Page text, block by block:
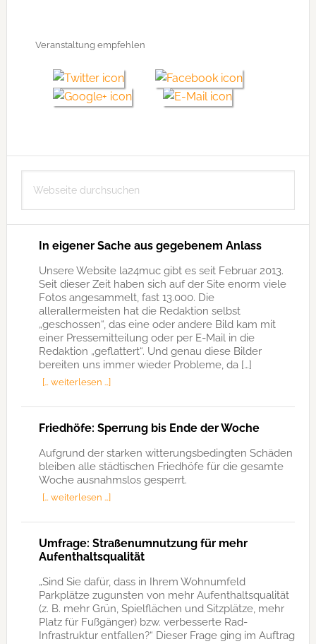
Veranstaltung empfehlen
Seitenspalte
durchsuchen
In eigener Sache aus gegebenem Anlass
Unsere Website la24muc gibt es seit Februar 2013.
Seit dieser Zeit haben sich auf der Site enorm viele
Fotos angesammelt, fast 13.000. Die
allerallermeisten hat die Redaktion selbst
„geschossen“, das eine oder andere Bild kam mit
einer Pressemitteilung oder per E-Mail in die
Redaktion „geflattert“. Und genau diese Bilder
bereiten uns immer wieder Probleme, da […]
[… weiterlesen …]
Friedhöfe: Sperrung bis Ende der Woche
Aufgrund der starken witterungsbedingten Schäden
bleiben alle städtischen Friedhöfe für die gesamte
Woche ausnahmslos gesperrt.
[… weiterlesen …]
Umfrage: Straßenumnutzung für mehr
Aufenthaltsqualität
„Sind Sie dafür, dass in Ihrem Wohnumfeld
Parkplätze zugunsten von mehr Aufenthaltsqualität
(z. B. mehr Grün, Spielflächen und Sitzplätze, mehr
Platz für Fußgänger) bzw. verbesserte Rad-
Infrastruktur entfallen?“ Dieser Frage ging im Auftrag